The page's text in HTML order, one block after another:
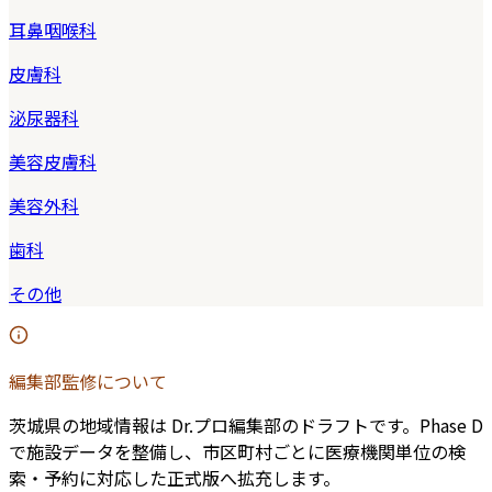
耳鼻咽喉科
皮膚科
泌尿器科
美容皮膚科
美容外科
歯科
その他
編集部監修について
茨城県の地域情報は Dr.プロ編集部のドラフトです。Phase D
で施設データを整備し、市区町村ごとに医療機関単位の検
索・予約に対応した正式版へ拡充します。